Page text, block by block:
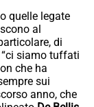
quelle legate
al
di
“ci siamo tuffati
che ha
sui
anno, che